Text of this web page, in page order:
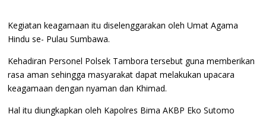
Kegiatan keagamaan itu diselenggarakan oleh Umat Agama
Hindu se- Pulau Sumbawa.
Kehadiran Personel Polsek Tambora tersebut guna memberikan
rasa aman sehingga masyarakat dapat melakukan upacara
keagamaan dengan nyaman dan Khimad.
Hal itu diungkapkan oleh Kapolres Bima AKBP Eko Sutomo